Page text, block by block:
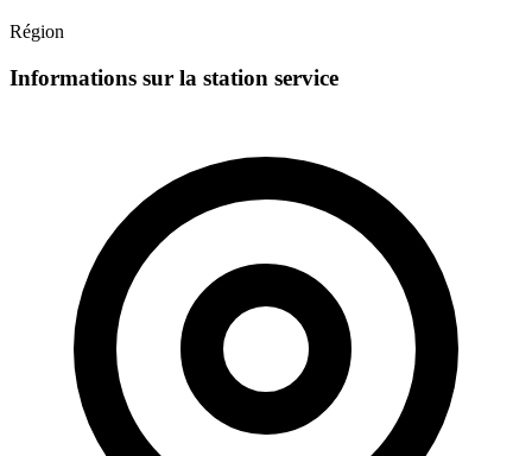
Région
Informations sur la station service